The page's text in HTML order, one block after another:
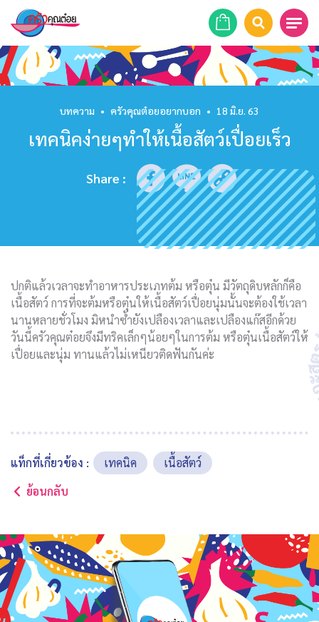
หน้าแรก
สูตรอาหาร
ร้านอาหาร
รายการย้อนหลัง
บทความ
ข่าวสาร
ติดต่อเรา
บทความ • ครัวคุณต๋อยอยากบอก • 18 มิ.ย. 63
เทคนิคง่ายๆทำให้เนื้อสัตว์เปื่อยเร็ว
Share :
ปกติแล้วเวลาจะทำอาหารประเภทต้ม หรือตุ๋น มีวัตถุดิบหลักก็คือ
เนื้อสัตว์ การที่จะต้มหรือตุ๋นให้เนื้อสัตว์เปื่อยนุ่มนั้นจะต้องใช้เวลา
นานหลายชั่วโมง มิหนำซ้ำยังเปลืองเวลาและเปลืองแก๊สอีกด้วย
วันนี้ครัวคุณต๋อยจึงมีทริคเล็กๆน้อยๆในการต้ม หรือตุ๋นเนื้อสัตว์ให้
เปื่อยและนุ่ม ทานแล้วไม่เหนียวติดฟันกันค่ะ
แท็กที่เกี่ยวข้อง : เทคนิค
เนื้อสัตว์
ย้อนกลับ